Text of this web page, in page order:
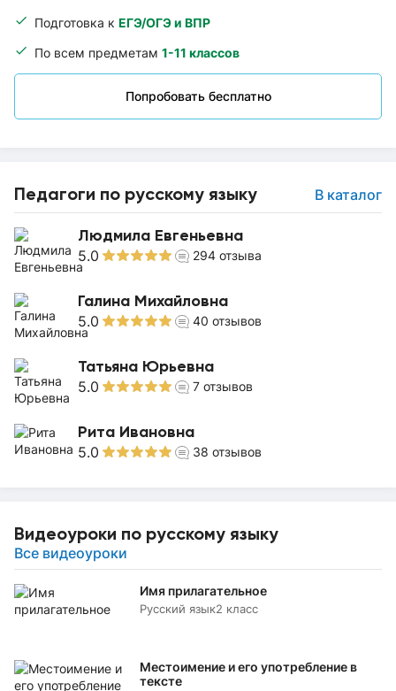
Подготовка к ЕГЭ/ОГЭ и ВПР
По всем предметам 1-11 классов
Попробовать бесплатно
Педагоги по русскому языку В каталог
Людмила Евгеньевна
5.0 294 отзыва
Галина Михайловна
5.0 40 отзывов
Татьяна Юрьевна
5.0 7 отзывов
Рита Ивановна
5.0 38 отзывов
Видеоуроки по русскому языку
Все видеоуроки
Имя прилагательное
Русский язык2 класс
Местоимение и его употребление в
тексте